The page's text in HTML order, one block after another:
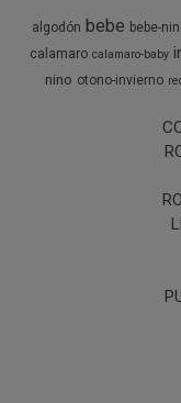
algodón bebe bebe-
calamaro calamaro-baby
nino otono-invierno